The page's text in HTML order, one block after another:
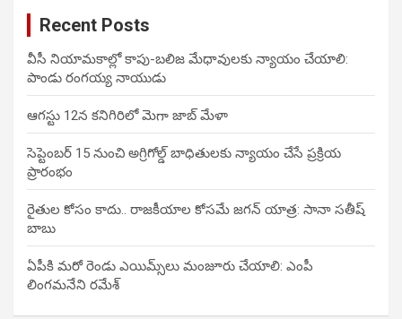
Recent Posts
వీసీ నియామకాల్లో కాపు-బలిజ మేధావులకు న్యాయం చేయాలి:
పాండు రంగయ్య నాయుడు
ఆగస్టు 12న కనిగిరిలో మెగా జాబ్ మేళా
సెప్టెంబర్ 15 నుంచి అగ్రిగోల్డ్ బాధితులకు న్యాయం చేసే ప్రక్రియ
ప్రారంభం
రైతుల కోసం కాదు.. రాజకీయాల కోసమే జగన్ యాత్ర: సానా సతీష్
బాబు
ఏపీకి మరో రెండు ఎయిమ్స్‌లు మంజూరు చేయాలి: ఎంపీ
లింగమనేని రమేశ్